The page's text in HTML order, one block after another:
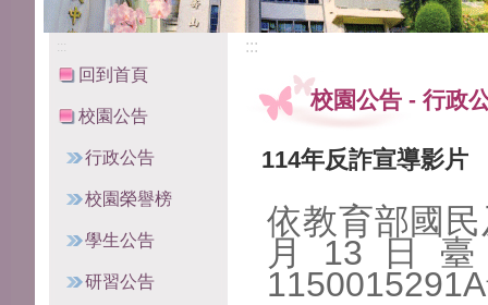
:::
回到首頁
校園公告
行政公告
校園榮譽榜
學生公告
研習公告
:::
校園公告 - 行政
114年反詐宣導影片
依教育部國
月13日